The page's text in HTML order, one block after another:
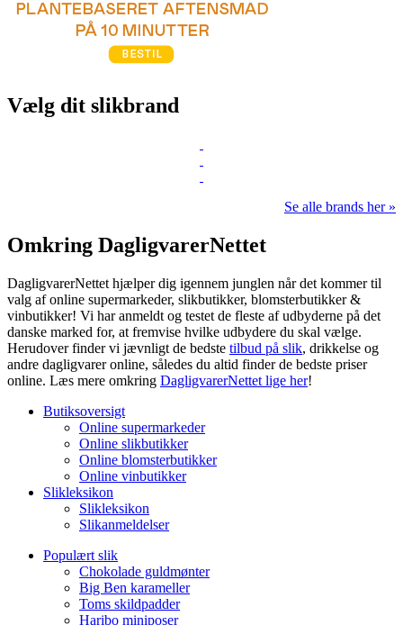
Vælg dit slikbrand
Se alle brands her »
Omkring DagligvarerNettet
DagligvarerNettet hjælper dig igennem junglen når det kommer til
valg af online supermarkeder, slikbutikker, blomsterbutikker &
vinbutikker! Vi har anmeldt og testet de fleste af udbyderne på det
danske marked for, at fremvise hvilke udbydere du skal vælge.
Herudover finder vi jævnligt de bedste tilbud på slik, drikkelse og
andre dagligvarer online, således du altid finder de bedste priser
online. Læs mere omkring DagligvarerNettet lige her!
Butiksoversigt
Online supermarkeder
Online slikbutikker
Online blomsterbutikker
Online vinbutikker
Slikleksikon
Slikleksikon
Slikanmeldelser
Populært slik
Chokolade guldmønter
Big Ben karameller
Toms skildpadder
Haribo miniposer